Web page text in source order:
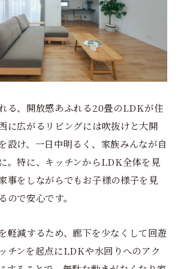
る、開放感あふれる20畳のLDKが住
に広がるリビングには吹抜けと大開
設け、一日中明るく、家族みんなが自
。特に、キッチンからLDK全体を見
事をしながらでもお子様の様子を見
ので安心です。
軽減するため、廊下を少なくして回遊
チンを起点にLDKや水回りへのアク